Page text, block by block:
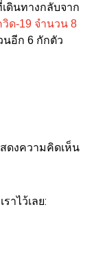
ดินทางกลับจาก
ด-19 จำนวน 8
นอีก 6 กักตัว
ดงความคิดเห็น
าไว้เลย: